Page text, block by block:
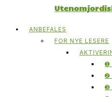
ANBEFALES
FOR NYE LESERE
➊
➋
➌